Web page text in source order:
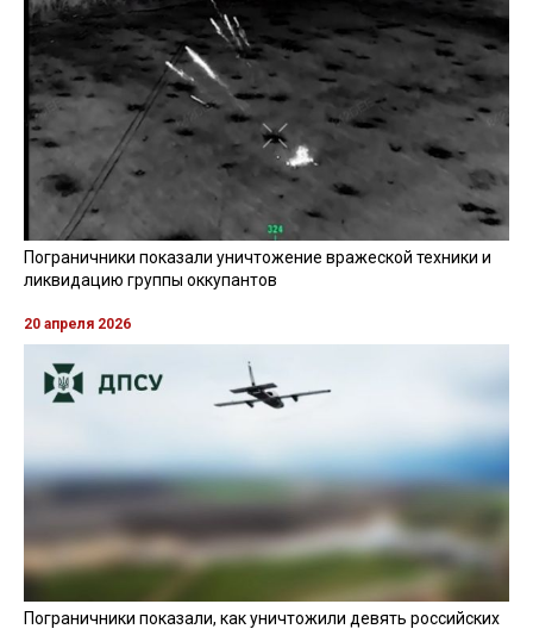
Пограничники показали уничтожение вражеской техники и
ликвидацию группы оккупантов
20 апреля 2026
Пограничники показали, как уничтожили девять российских